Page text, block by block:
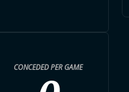
CONCEDED PER GAME